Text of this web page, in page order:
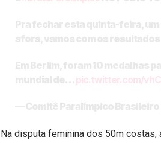
pic.twitter.com/
Na disputa feminina dos 50m costas,